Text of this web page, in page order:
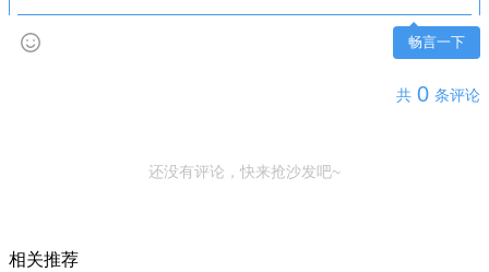
畅言一下
共 0 条评论
还没有评论，快来抢沙发吧~
相关推荐